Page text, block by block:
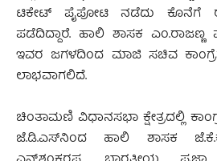
ಟಿಕೇಟ್ ಪೈಪೋಟಿ ನಡೆದು ಕೊನೆಗೆ
ಪಡೆದಿದ್ದಾರೆ. ಹಾಲಿ ಶಾಸಕ ಎಂ.ರಾಜಣ್ಣ
ಇವರ ಜಗಳದಿಂದ ಮಾಜಿ ಸಚಿವ
ಲಾಭವಾಗಲಿದೆ.
ಚಿಂತಾಮಣಿ ವಿಧಾನಸಭಾ ಕ್ಷೇತ್ರದಲ್ಲಿ
ಜೆ.ಡಿ.ಎಸ್‍ನಿಂದ ಹಾಲಿ ಶಾಸಕ